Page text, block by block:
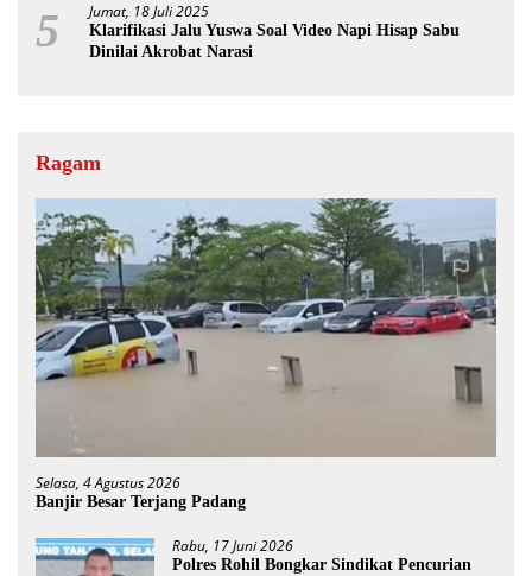
5 Jumat, 18 Juli 2025
Klarifikasi Jalu Yuswa Soal Video Napi Hisap Sabu
Dinilai Akrobat Narasi
Ragam
Selasa, 4 Agustus 2026
Banjir Besar Terjang Padang
Rabu, 17 Juni 2026
Polres Rohil Bongkar Sindikat Pencurian